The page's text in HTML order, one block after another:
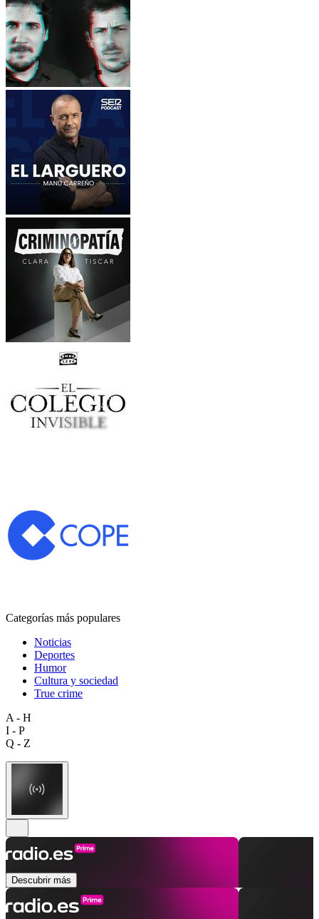
Categorías más populares
Noticias
Deportes
Humor
Cultura y sociedad
True crime
A - H
I - P
Q - Z
Descubrir más